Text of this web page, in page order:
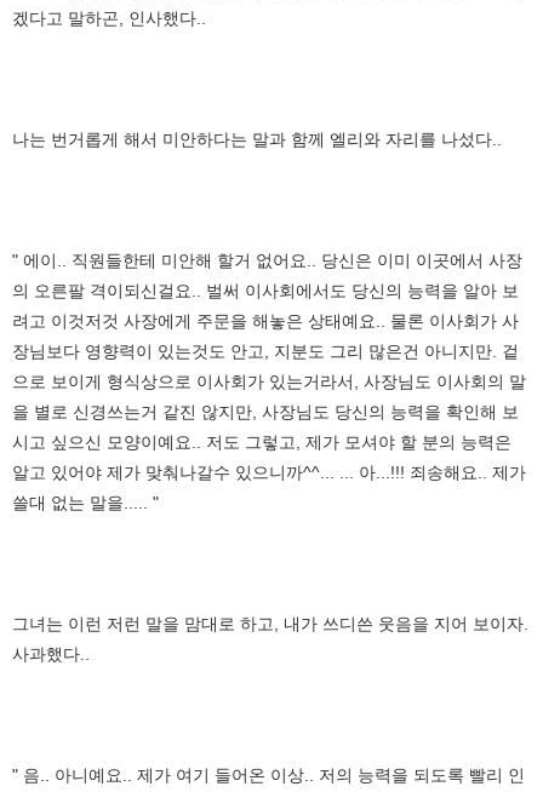
겠다고 말하곤, 인사했다..
나는 번거롭게 해서 미안하다는 말과 함께 엘리와 자리를 나섰다..
" 에이.. 직원들한테 미안해 할거 없어요.. 당신은 이미 이곳에서 사장
의 오른팔 격이되신걸요.. 벌써 이사회에서도 당신의 능력을 알아 보
려고 이것저것 사장에게 주문을 해놓은 상태예요.. 물론 이사회가 사
장님보다 영향력이 있는것도 안고, 지분도 그리 많은건 아니지만. 겉
으로 보이게 형식상으로 이사회가 있는거라서, 사장님도 이사회의 말
을 별로 신경쓰는거 같진 않지만, 사장님도 당신의 능력을 확인해 보
시고 싶으신 모양이예요.. 저도 그렇고, 제가 모셔야 할 분의 능력은
알고 있어야 제가 맞춰나갈수 있으니까^^... ... 아...!!! 죄송해요.. 제가
쓸대 없는 말을..... "
그녀는 이런 저런 말을 맘대로 하고, 내가 쓰디쓴 웃음을 지어 보이자.
사과했다..
" 음.. 아니예요.. 제가 여기 들어온 이상.. 저의 능력을 되도록 빨리 인